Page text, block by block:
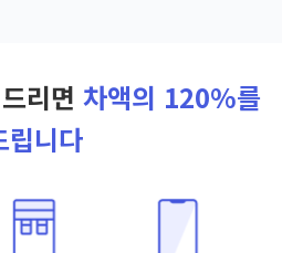
리면 차액의 120%를
립니다